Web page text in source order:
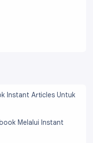
Instant Articles Untuk
Melalui Instant